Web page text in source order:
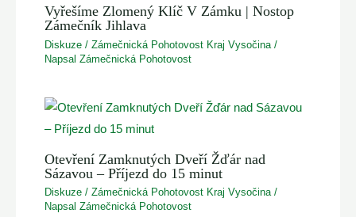
Vyřešíme Zlomený Klíč V Zámku | Nostop
Zámečník Jihlava
Diskuze /Zámečnická Pohotovost Kraj Vysočina /
NapsalZámečnická Pohotovost
Otevření Zamknutých Dveří Žďár nad
Sázavou – Příjezd do 15 minut
Diskuze /Zámečnická Pohotovost Kraj Vysočina/
NapsalZámečnická Pohotovost